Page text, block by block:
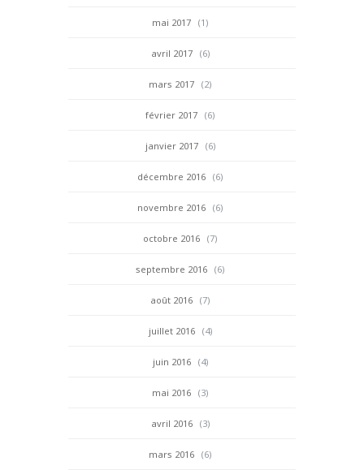
mai 2017 (1)
avril 2017 (6)
mars 2017 (2)
février 2017 (6)
janvier 2017 (6)
décembre 2016 (6)
novembre 2016 (6)
octobre 2016 (7)
septembre 2016 (6)
août 2016 (7)
juillet 2016 (4)
juin 2016 (4)
mai 2016 (3)
avril 2016 (3)
mars 2016 (6)